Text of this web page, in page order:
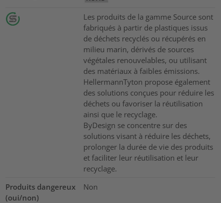
Les produits de la gamme Source sont
fabriqués à partir de plastiques issus
de déchets recyclés ou récupérés en
milieu marin, dérivés de sources
végétales renouvelables, ou utilisant
des matériaux à faibles émissions.
HellermannTyton propose également
des solutions conçues pour réduire les
déchets ou favoriser la réutilisation
ainsi que le recyclage.
ByDesign se concentre sur des
solutions visant à réduire les déchets,
prolonger la durée de vie des produits
et faciliter leur réutilisation et leur
recyclage.
Produits dangereux
(oui/non)
Non